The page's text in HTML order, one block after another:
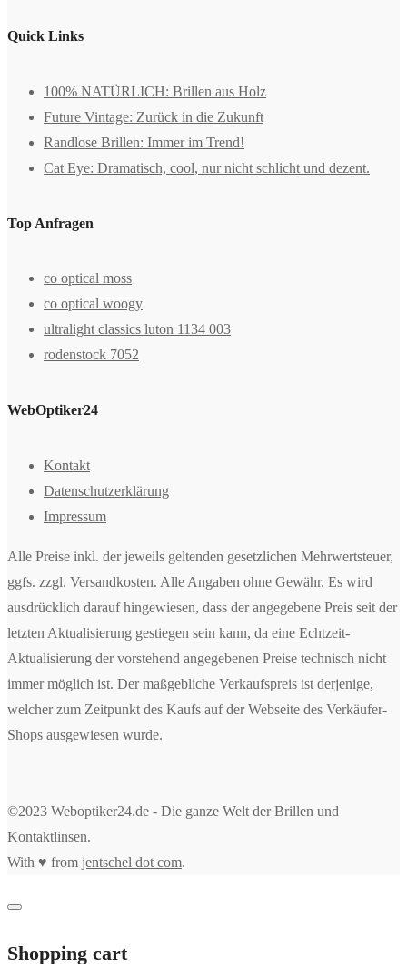
Quick Links
100% NATÜRLICH: Brillen aus Holz
Future Vintage: Zurück in die Zukunft
Randlose Brillen: Immer im Trend!
Cat Eye: Dramatisch, cool, nur nicht schlicht und dezent.
Top Anfragen
co optical moss
co optical woogy
ultralight classics luton 1134 003
rodenstock 7052
WebOptiker24
Kontakt
Datenschutzerklärung
Impressum
Alle Preise inkl. der jeweils geltenden gesetzlichen Mehrwertsteuer,
ggfs. zzgl. Versandkosten. Alle Angaben ohne Gewähr. Es wird
ausdrücklich darauf hingewiesen, dass der angegebene Preis seit der
letzten Aktualisierung gestiegen sein kann, da eine Echtzeit-
Aktualisierung der vorstehend angegebenen Preise technisch nicht
immer möglich ist. Der maßgebliche Verkaufspreis ist derjenige,
welcher zum Zeitpunkt des Kaufs auf der Webseite des Verkäufer-
Shops ausgewiesen wurde.
©2023 Weboptiker24.de - Die ganze Welt der Brillen und
Kontaktlinsen.
With ♥ from jentschel dot com.
Shopping cart